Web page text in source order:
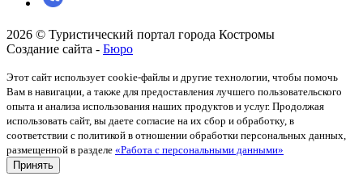
2026 © Туристический портал города Костромы
Создание сайта - Бюро
Этот сайт использует cookie-файлы и другие технологии, чтобы помочь
Вам в навигации, а также для предоставления лучшего пользовательского
опыта и анализа использования наших продуктов и услуг. Продолжая
использовать сайт, вы даете согласие на их сбор и обработку, в
соответствии с политикой в отношении обработки персональных данных,
размещенной в разделе «Работа с персональными данными»
Принять